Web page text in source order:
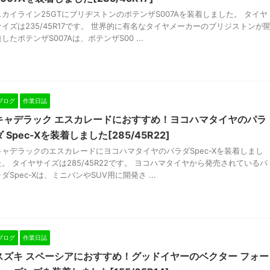
カイライン25GTにブリヂストンのポテンザS007Aを装着しました。 タイヤ
イズは235/45R17です。 世界的に有名なタイヤメーカーのブリジストンが
したポテンザS007Aは、ポテンザS00 ...
ログ 作業日誌
ャデラック エスカレードにおすすめ！ヨコハマタイヤのパラ
Spec-Xを装着しました[285/45R22]
ャデラックのエスカレードにヨコハマタイヤのパラダSpec-Xを装着しまし
。 タイヤサイズは285/45R22です。 ヨコハマタイヤから発売されているパ
ダSpec-Xは、ミニバンやSUV用に開発さ ...
ログ 作業日誌
ズキ スペーシアにおすすめ！グッドイヤーのベクター フォー